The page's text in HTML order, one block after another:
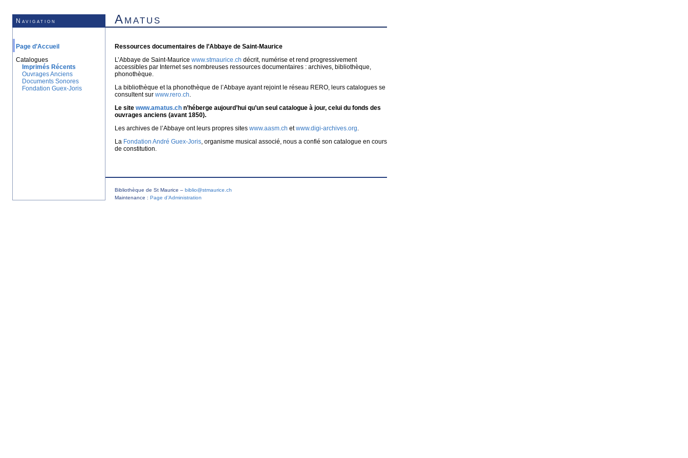
Navigation Amatus
Page d’Accueil
Catalogues
Imprimés Récents
Ouvrages Anciens
Documents Sonores
Fondation Guex-Joris
Ressources documentaires de l’Abbaye de Saint-Maurice
L’Abbaye de Saint-Maurice www.stmaurice.ch décrit, numérise et rend progressivement
accessibles par Internet ses nombreuses ressources documentaires : archives, bibliothèque,
phonothèque.
La bibliothèque et la phonothèque de l’Abbaye ayant rejoint le réseau RERO, leurs catalogues se
consultent sur www.rero.ch.
Le site www.amatus.ch n’héberge aujourd’hui qu’un seul catalogue à jour, celui du fonds des
ouvrages anciens (avant 1850).
Les archives de l’Abbaye ont leurs propres sites www.aasm.ch etwww.digi-archives.org.
La Fondation André Guex-Joris, organisme musical associé, nous a confié son catalogue en cours
de constitution.
Bibliothèque de St Maurice – biblio@stmaurice.ch
Maintenance : Page d’Administration